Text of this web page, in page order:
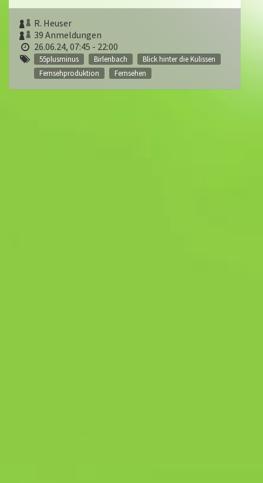
R. Heuser
39 Anmeldungen
26.06.24, 07:45 - 22:00
55plusminus Birlenbach
Blick hinter die Kulissen
Fernsehproduktion
Fernsehen